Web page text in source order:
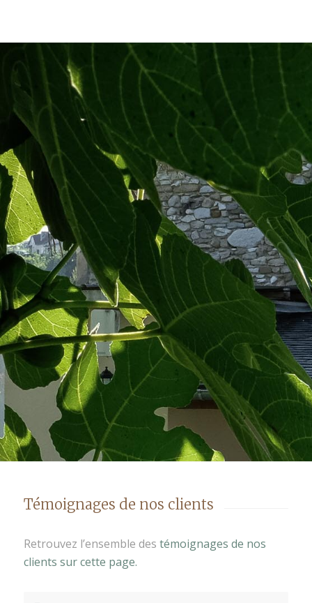
Témoignages de nos clients
Retrouvez l’ensemble des témoignages de nos
clients sur cette page.